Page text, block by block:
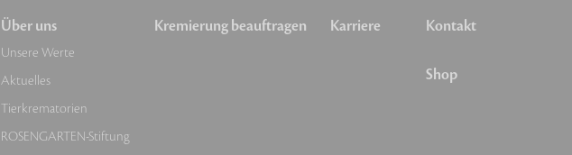
Über uns
Unsere Werte
Aktuelles
Tierkrematorien
ROSENGARTEN-Stiftung
Kremierung beauftragen Karriere Kontakt
Shop